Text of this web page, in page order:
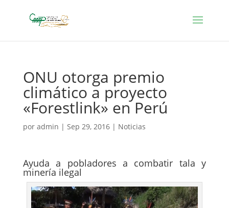
ONU otorga premio
climático a proyecto
«Forestlink» en Perú
por admin | Sep 29, 2016| Noticias
Ayuda a pobladores a combatir tala y
minería ilegal